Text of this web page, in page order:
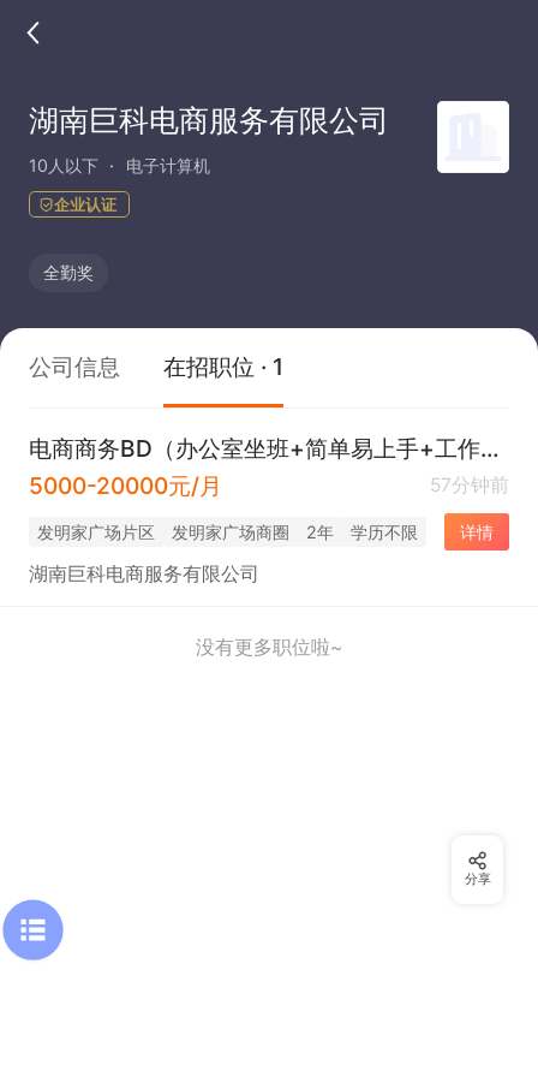
湖南巨科电商服务有限公司
10人以下 电子计算机
企业认证
全勤奖
公司信息 在招职位 · 1
电商商务BD（办公室坐班+简单易上手+工作氛围好）
5000-20000元/月
57分钟前
发明家广场片区 发明家广场商圈 2年 学历不限 详情
湖南巨科电商服务有限公司
没有更多职位啦~
分享